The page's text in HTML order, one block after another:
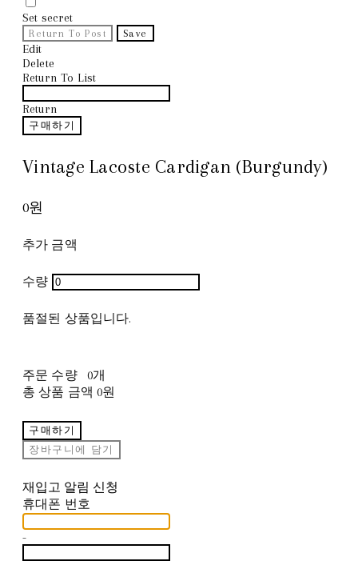
Set secret
Return To Post Save
Edit
Delete
Return To List
Return
구매하기
Vintage Lacoste Cardigan (Burgundy)
0원
추가 금액
수량
품절된 상품입니다.
주문 수량
0개
총 상품 금액 0원
구매하기
장바구니에 담기
재입고 알림 신청
휴대폰 번호
-